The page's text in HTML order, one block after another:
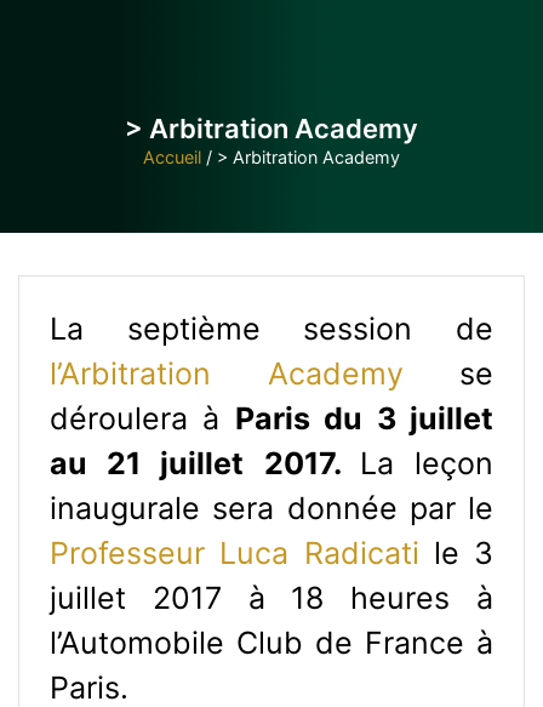
> Arbitration Academy
Accueil / > Arbitration Academy
La septième session de
l’Arbitration Academy se
déroulera à Paris du 3 juillet
au 21 juillet 2017. La leçon
inaugurale sera donnée par le
Professeur Luca Radicati le 3
juillet 2017 à 18 heures à
l’Automobile Club de France à
Paris.